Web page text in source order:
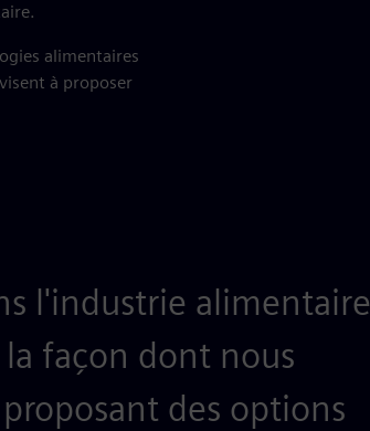
alimentaires
à proposer
l'industrie alimentaire
façon dont nous
des options